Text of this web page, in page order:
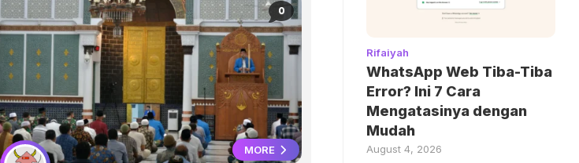
0
MORE
Rifaiyah
WhatsApp Web Tiba-Tiba
Error? Ini 7 Cara
Mengatasinya dengan
Mudah
August 4, 2026